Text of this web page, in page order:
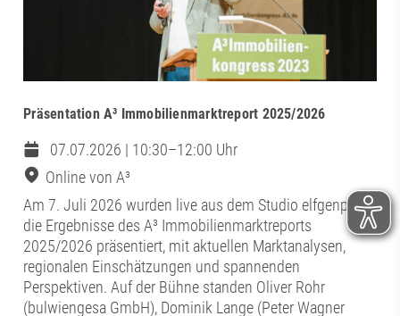
Präsentation A³ Immobilienmarktreport 2025/2026
07.07.2026 | 10:30–12:00 Uhr
Online von A³
Am 7. Juli 2026 wurden live aus dem Studio elfgenpick
die Ergebnisse des A³ Immobilienmarktreports
2025/2026 präsentiert, mit aktuellen Marktanalysen,
regionalen Einschätzungen und spannenden
Perspektiven. Auf der Bühne standen Oliver Rohr
(bulwiengesa GmbH), Dominik Lange (Peter Wagner